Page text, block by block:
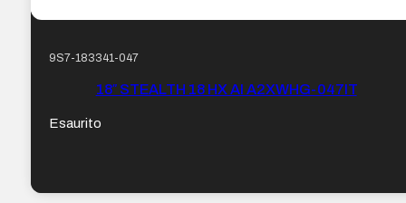
9S7-183341-047
18″ STEALTH 18 HX AI A2XWHG-047IT
Esaurito